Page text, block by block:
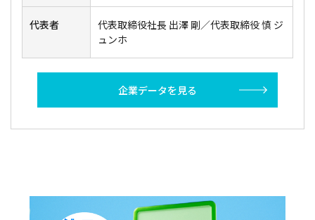
代表者
代表取締役社長 出澤 剛／代表取締役 慎 ジ
ュンホ
企業データを見る